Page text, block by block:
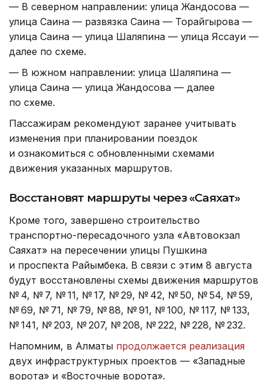
— В северном направлении: улица Жандосова —
улица Саина — развязка Саина — Торайгырова —
улица Саина — улица Шаляпина — улица Яссауи —
далее по схеме.
— В южном направлении: улица Шаляпина —
улица Саина — улица Жандосова — далее
по схеме.
Пассажирам рекомендуют заранее учитывать
изменения при планировании поездок
и ознакомиться с обновленными схемами
движения указанных маршрутов.
Восстановят маршруты через «Саяхат»
Кроме того, завершено строительство
транспортно-пересадочного узла «Автовокзал
Саяхат» на пересечении улицы Пушкина
и проспекта Райымбека. В связи с этим 8 августа
будут восстановлены схемы движения маршрутов
№ 4, № 7, № 11, № 17, № 29, № 42, № 50, № 54, № 59,
№ 69, № 71, № 79, № 88, № 91, № 100, № 117, № 133,
№ 141, № 203, № 207, № 208, № 222, № 228, № 232.
Напомним, в Алматы продолжается реализация
двух инфраструктурных проектов — «Западные
ворота» и «Восточные ворота».